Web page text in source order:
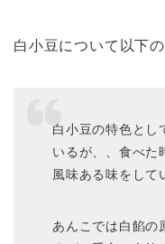
白小豆について以下
白小豆の特色とし
いるが、、食べた
風味ある味をして
あんこでは白餡の